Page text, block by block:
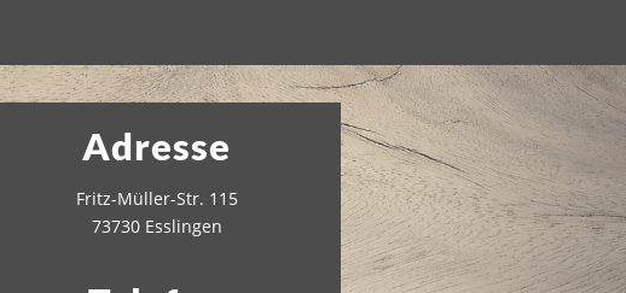
Adresse
Fritz-Müller-Str. 115
73730 Esslingen